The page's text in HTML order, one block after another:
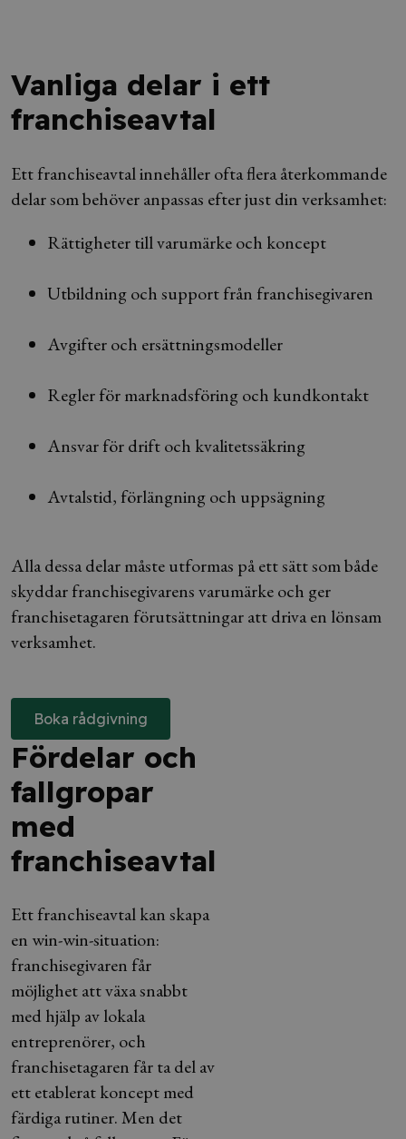
Vanliga delar i ett
franchiseavtal
Ett franchiseavtal innehåller ofta flera återkommande
delar som behöver anpassas efter just din verksamhet:
Rättigheter till varumärke och koncept
Utbildning och support från franchisegivaren
Avgifter och ersättningsmodeller
Regler för marknadsföring och kundkontakt
Ansvar för drift och kvalitetssäkring
Avtalstid, förlängning och uppsägning
Alla dessa delar måste utformas på ett sätt som både
skyddar franchisegivarens varumärke och ger
franchisetagaren förutsättningar att driva en lönsam
verksamhet.
Boka rådgivning
Fördelar och
fallgropar
med
franchiseavtal
Ett franchiseavtal kan skapa
en win-win-situation:
franchisegivaren får
möjlighet att växa snabbt
med hjälp av lokala
entreprenörer, och
franchisetagaren får ta del av
ett etablerat koncept med
färdiga rutiner. Men det